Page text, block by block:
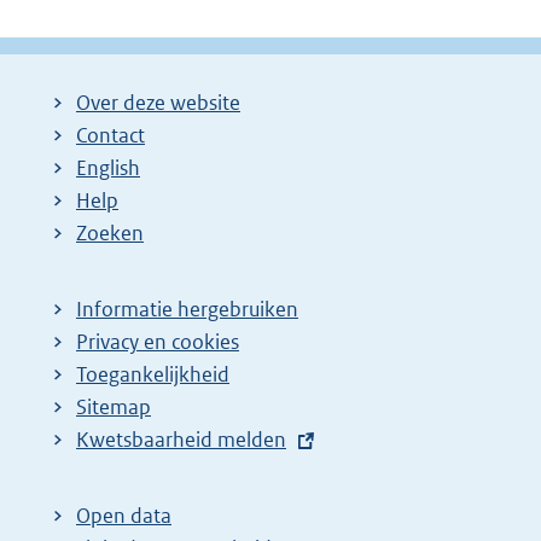
Over deze website
Contact
English
Help
Zoeken
Informatie hergebruiken
Privacy en cookies
Toegankelijkheid
Sitemap
E
t
Kwetsbaarheid melden
Open data